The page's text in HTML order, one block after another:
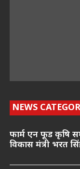
NEWS
फार्म एन फूड कृषि
विकास मंत्री भरत